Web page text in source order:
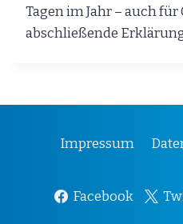
Tagen im Jahr – auch für
abschließende
Impressum
Facebook